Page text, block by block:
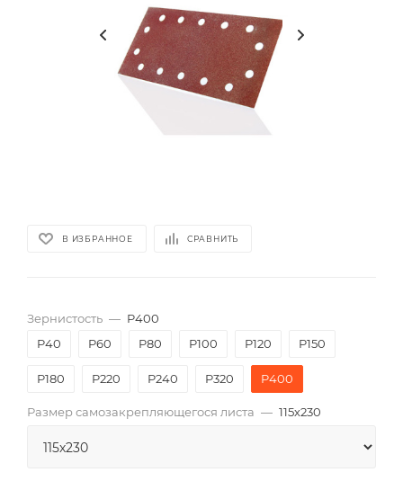
В ИЗБРАННОЕ СРАВНИТЬ
Зернистость — P400
P40
P60 P80 P100 P120 P150
P180 P220 P240 P320 P400
Размер самозакрепляющегося листа — 115х230